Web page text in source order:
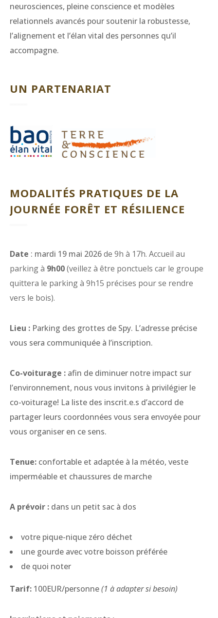
neurosciences, pleine conscience et modèles
relationnels avancés pour soutenir la robustesse,
l’alignement et l’élan vital des personnes qu’il
accompagne.
UN PARTENARIAT
MODALITÉS PRATIQUES DE LA
JOURNÉE FORÊT ET RÉSILIENCE
Date : mardi 19 mai 2026de 9h à 17h. Accueil au
parking à 9h00(veillez à être ponctuels car le groupe
quittera le parking à 9h15 précises pour se rendre
vers le bois).
Lieu : Parking des grottes de Spy. L’adresse précise
vous sera communiquée à l’inscription.
Co-voiturage : afin de diminuer notre impact sur
l’environnement, nous vous invitons à privilégier le
co-voiturage! La liste des inscrit.e.s d’accord de
partager leurs coordonnées vous sera envoyée pour
vous organiser en ce sens.
Tenue: confortable et adaptée à la météo, veste
imperméable et chaussures de marche
A prévoir : dans un petit sac à dos
votre pique-nique zéro déchet
une gourde avec votre boisson préférée
de quoi noter
Tarif: 100EUR/personne(1 à adapter si besoin)